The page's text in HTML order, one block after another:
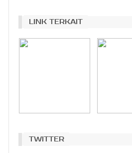
LINK TERKAIT
TWITTER